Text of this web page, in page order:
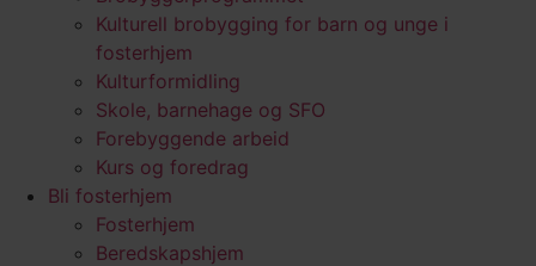
Kulturell brobygging for barn og unge i
fosterhjem
Kulturformidling
Skole, barnehage og SFO
Forebyggende arbeid
Kurs og foredrag
Bli fosterhjem
Fosterhjem
Beredskapshjem